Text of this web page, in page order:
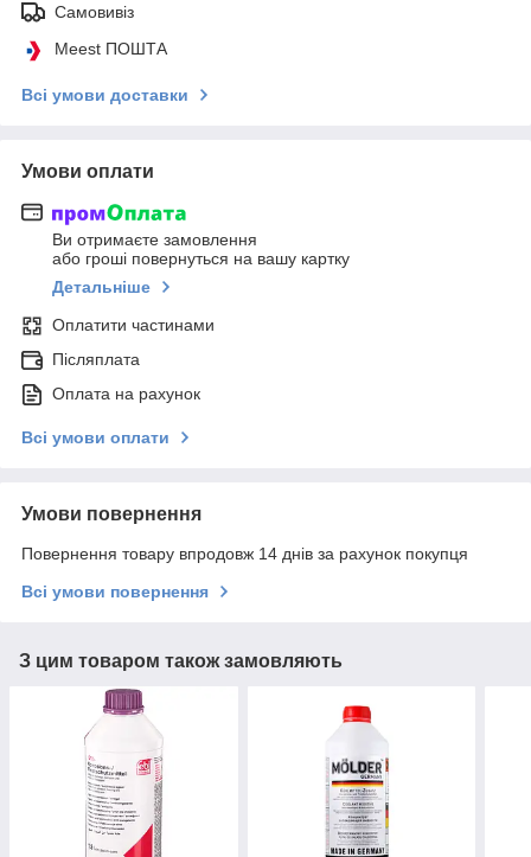
Самовивіз
Meest ПОШТА
Всі умови доставки
Умови оплати
Ви отримаєте замовлення
або гроші повернуться на вашу картку
Детальніше
Оплатити частинами
Післяплата
Оплата на рахунок
Всі умови оплати
Умови повернення
Повернення товару впродовж 14 днів за рахунок покупця
Всі умови повернення
З цим товаром також замовляють